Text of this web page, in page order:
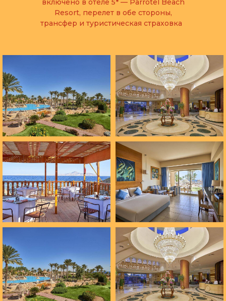
включено в отеле 5* — Parrotel Beach
Resort, перелет в обе стороны,
трансфер и туристическая страховка